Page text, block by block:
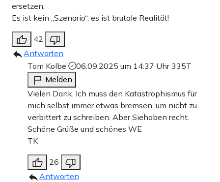
ersetzen.
Es ist kein „Szenario“, es ist brutale Realität!
42
Antworten
Tom Kolbe
06.09.2025 um 14:37 Uhr335T
Melden
Vielen Dank. Ich muss den Katastrophismus für
mich selbst immer etwas bremsen, um nicht zu
verbittert zu schreiben. Aber Siehaben recht.
Schöne Grüße und schönes WE
TK
26
Antworten